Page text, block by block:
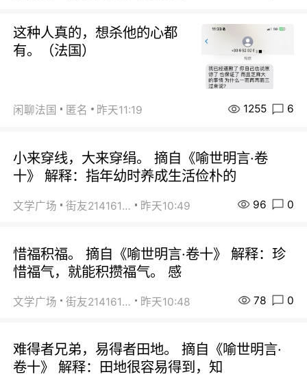
这种人真的，想杀他的心都
有。（法国）
闲聊法国 匿名 昨天11:19 1255 6
小来穿线，大来穿绢。 摘自《喻世明言·卷
十》 解释：指年幼时养成生活俭朴的
文学广场 街友21416156 昨天10:49 96 0
惜福积福。 摘自《喻世明言·卷十》 解释：珍
惜福气，就能积攒福气。 感
文学广场 街友21416156 昨天10:48 78 0
难得者兄弟，易得者田地。 摘自《喻世明言·
卷十》 解释：田地很容易得到，知